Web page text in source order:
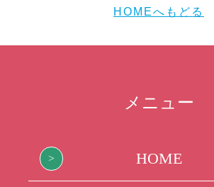
HOMEへもどる
メニュー
HOME